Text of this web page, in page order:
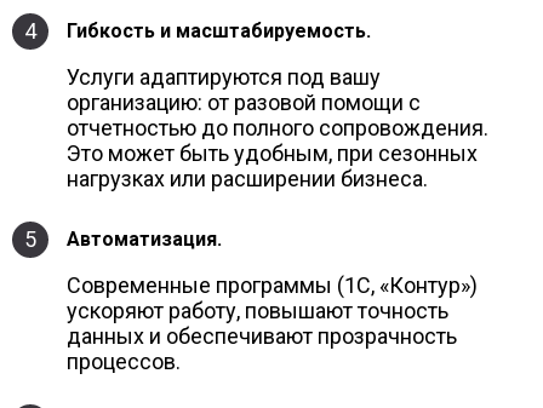
4 Гибкость и масштабируемость.
Услуги адаптируются под вашу
организацию: от разовой помощи с
отчетностью до полного сопровождения.
Это может быть удобным, при сезонных
нагрузках или расширении бизнеса.
5 Автоматизация.
Современные программы (1С, «Контур»)
ускоряют работу, повышают точность
данных и обеспечивают прозрачность
процессов.